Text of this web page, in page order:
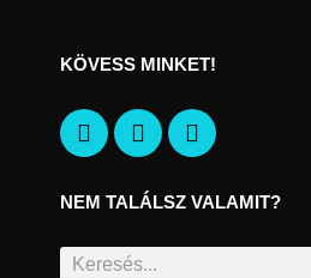
KÖVESS MINKET!
NEM TALÁLSZ VALAMIT?